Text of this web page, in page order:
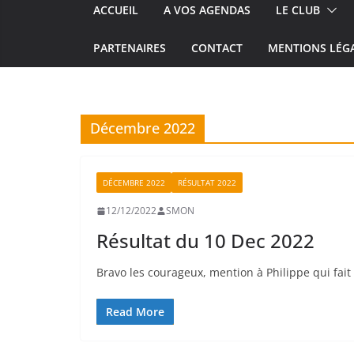
ACCUEIL A VOS AGENDAS LE CLUB
PARTENAIRES CONTACT MENTIONS
Décembre 2022
DÉCEMBRE 2022 RÉSULTAT 2022
12/12/2022 SMON
Résultat du 10 Dec 2022
Bravo les courageux, mention à Philippe qui
Read More